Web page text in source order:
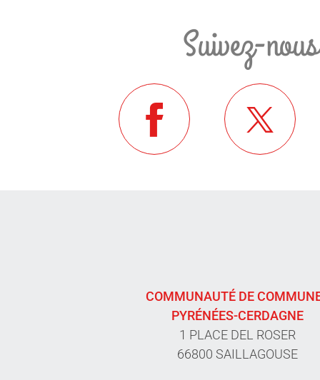
Suivez-
COMMUNAUTÉ DE
PYRÉNÉES-CERDAGNE
1 PLACE DEL ROSER
66800 SAILLAGOUSE